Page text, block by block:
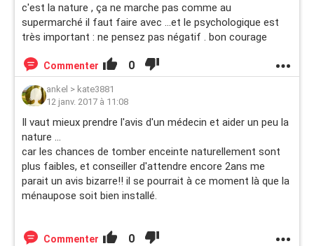
c'est la nature , ça ne marche pas comme au
supermarché il faut faire avec ...et le psychologique est
très important : ne pensez pas négatif . bon courage
Commenter 0
ankel > kate3881
12 janv. 2017 à 11:08
Il vaut mieux prendre l'avis d'un médecin et aider un peu la
nature ...
car les chances de tomber enceinte naturellement sont
plus faibles, et conseiller d'attendre encore 2ans me
parait un avis bizarre!! il se pourrait à ce moment là que la
ménaupose soit bien installé.
Commenter 0